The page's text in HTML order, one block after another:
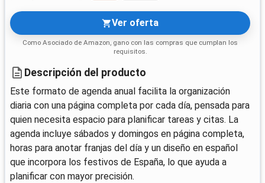
Ver oferta
Como Asociado de Amazon, gano con las compras que cumplan los
requisitos.
Descripción del producto
Este formato de agenda anual facilita la organización
diaria con una página completa por cada día, pensada para
quien necesita espacio para planificar tareas y citas. La
agenda incluye sábados y domingos en página completa,
horas para anotar franjas del día y un diseño en español
que incorpora los festivos de España, lo que ayuda a
planificar con mayor precisión.